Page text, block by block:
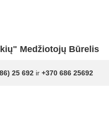
Medžiotojų Būrelis
25 692 ir +370 686 25692